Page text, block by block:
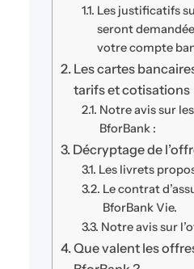
Les justificatifs
seront
votre compte
Les cartes
tarifs et cotisations
Notre avis sur
BforBank :
Décryptage de
Les livrets
Le contrat
BforBank Vie.
Notre avis sur
Que valent les